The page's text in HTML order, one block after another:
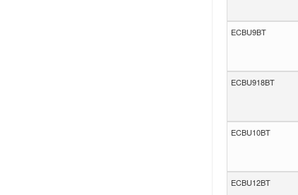
ECBU9BT
ECBU918BT
ECBU10BT
ECBU12BT